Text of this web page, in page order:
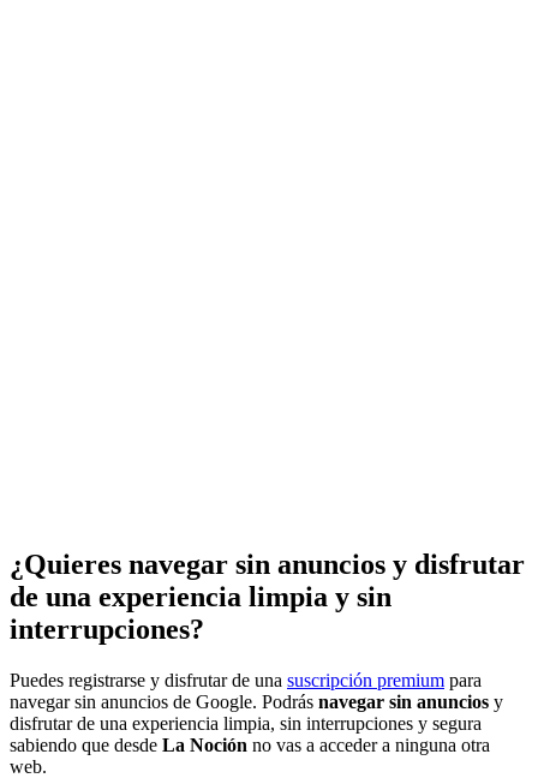
¿Quieres navegar sin anuncios y disfrutar
de una experiencia limpia y sin
interrupciones?
Puedes registrarse y disfrutar de una suscripción premium para
navegar sin anuncios de Google. Podrás navegar sin anuncios y
disfrutar de una experiencia limpia, sin interrupciones y segura
sabiendo que desde La Noción no vas a acceder a ninguna otra
web.